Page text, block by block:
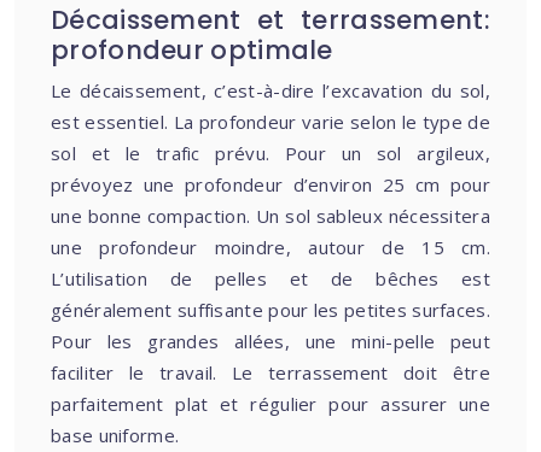
Décaissement et terrassement:
profondeur optimale
Le décaissement, c’est-à-dire l’excavation du sol,
est essentiel. La profondeur varie selon le type de
sol et le trafic prévu. Pour un sol argileux,
prévoyez une profondeur d’environ 25 cm pour
une bonne compaction. Un sol sableux nécessitera
une profondeur moindre, autour de 15 cm.
L’utilisation de pelles et de bêches est
généralement suffisante pour les petites surfaces.
Pour les grandes allées, une mini-pelle peut
faciliter le travail. Le terrassement doit être
parfaitement plat et régulier pour assurer une
base uniforme.